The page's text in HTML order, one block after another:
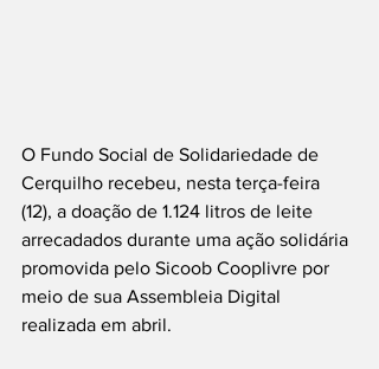
O Fundo Social de Solidariedade de
Cerquilho recebeu, nesta terça-feira
(12), a doação de 1.124 litros de leite
arrecadados durante uma ação solidária
promovida pelo Sicoob Cooplivre por
meio de sua Assembleia Digital
realizada em abril.